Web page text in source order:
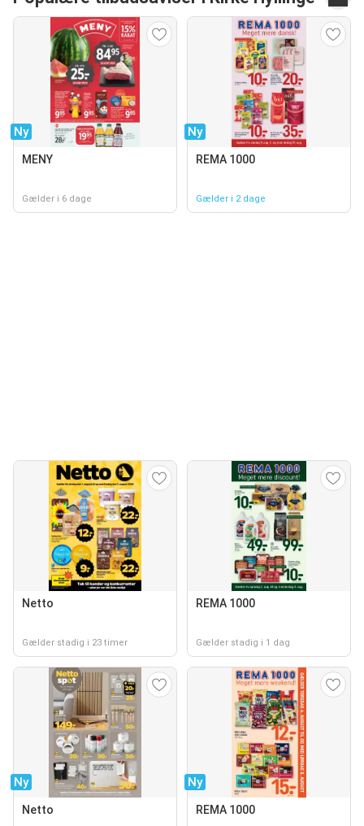
Ny
MENY
Gælder i 6 dage
Ny
REMA 1000
Gælder i 2 dage
Netto
Gælder stadig i 23 timer
REMA 1000
Gælder stadig i 1 dag
Ny
Netto
Ny
REMA 1000